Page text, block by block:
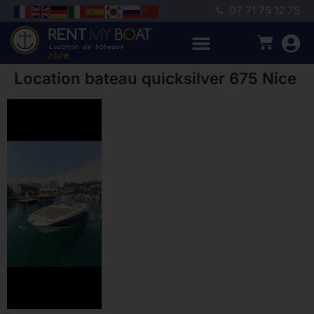
07 71 75 12 75
Location bateau quicksilver 675 Nice